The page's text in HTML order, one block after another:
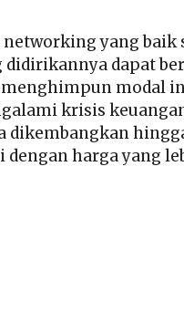
networking yang
dapat
modal
krisis
dikembangkan
dengan harga yang